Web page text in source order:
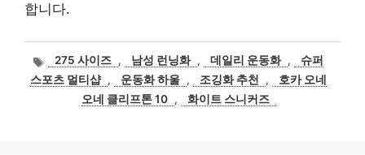
합니다.
태
그
275 사이즈 , 남성 런닝화 , 데일리 운동화 ,
슈퍼
스포츠 멀티샵 , 운동화 하울 , 조깅화 추천 ,
호카 오네
오네 클리프톤 10 , 화이트 스니커즈